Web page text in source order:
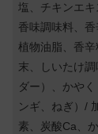
塩、チキンエキ
香味調味料、
植物油脂、香
末、しいたけ
ダー）、かや
ンギ、ねぎ）/
素、炭酸Ca、